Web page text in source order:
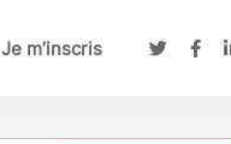
Je m’inscris